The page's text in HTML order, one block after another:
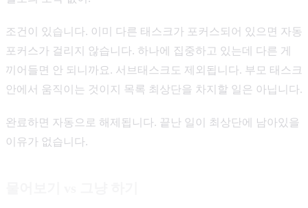
조건이 있습니다. 이미 다른 태스크가 포커스되어 있으면 자동
포커스가 걸리지 않습니다. 하나에 집중하고 있는데 다른 게
끼어들면 안 되니까요. 서브태스크도 제외됩니다. 부모 태스크
안에서 움직이는 것이지 목록 최상단을 차지할 일은 아닙니다.
완료하면 자동으로 해제됩니다. 끝난 일이 최상단에 남아있을
이유가 없습니다.